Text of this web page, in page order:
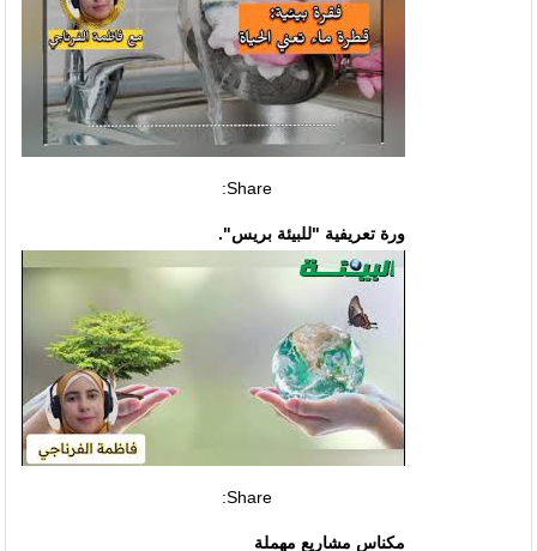
Share:
ورة تعريفية "للبيئة بريس".
Share:
مكناس مشاريع مهملة